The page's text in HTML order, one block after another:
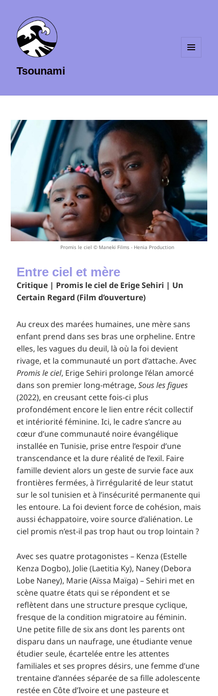
Tsounami
Promis le ciel © Maneki Films - Henia Production
Entre ciel et mère
Critique | Promis le ciel de Erige Sehiri | Un
Certain Regard (Film d’ouverture)
Au creux des marées humaines, une mère sans
enfant prend dans ses bras une orpheline. Entre
elles, les vagues du deuil, là où la foi devient
rivage, et la communauté un port d’attache. Avec
Promis le ciel, Erige Sehiri prolonge l’élan amorcé
dans son premier long-métrage,Sous les figues
(2022), en creusant cette fois-ci plus
profondément encore le lien entre récit collectif
et intériorité féminine. Ici, le cadre s’ancre au
cœur d’une communauté noire évangélique
installée en Tunisie, prise entre l’espoir d’une
transcendance et la dure réalité de l’exil. Faire
famille devient alors un geste de survie face aux
frontières fermées, à l’irrégularité de leur statut
sur le sol tunisien et à l’insécurité permanente qui
les entoure. La foi devient force de cohésion, mais
aussi échappatoire, voire source d’aliénation. Le
ciel promis n’est-il pas trop haut ou trop lointain ?
Avec ses quatre protagonistes – Kenza (Estelle
Kenza Dogbo), Jolie (Laetitia Ky), Naney (Debora
Lobe Naney), Marie (Aïssa Maïga) – Sehiri met en
scène quatre états qui se répondent et se
reflètent dans une structure presque cyclique,
fresque de la condition migratoire au féminin.
Une petite fille de six ans dont les parents ont
disparu dans un naufrage, une étudiante venue
étudier seule, écartelée entre les attentes
familiales et ses propres désirs, une femme d’une
trentaine d’années séparée de sa fille adolescente
restée en Côte d’Ivoire et une pasteure et